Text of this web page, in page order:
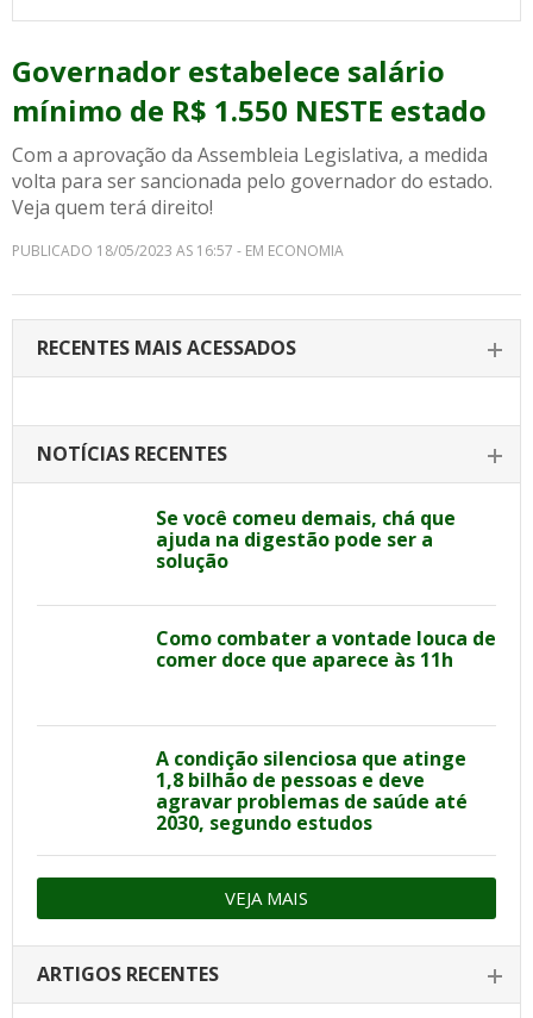
Governador estabelece salário
mínimo de R$ 1.550 NESTE estado
Com a aprovação da Assembleia Legislativa, a medida
volta para ser sancionada pelo governador do estado.
Veja quem terá direito!
PUBLICADO 18/05/2023 AS 16:57 - EM ECONOMIA
RECENTES MAIS ACESSADOS
NOTÍCIAS RECENTES
Se você comeu demais, chá que
ajuda na digestão pode ser a
solução
Como combater a vontade louca de
comer doce que aparece às 11h
A condição silenciosa que atinge
1,8 bilhão de pessoas e deve
agravar problemas de saúde até
2030, segundo estudos
VEJA MAIS
ARTIGOS RECENTES